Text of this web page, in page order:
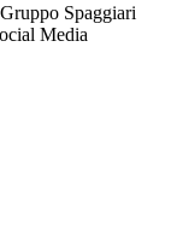
Spaggiari
Media